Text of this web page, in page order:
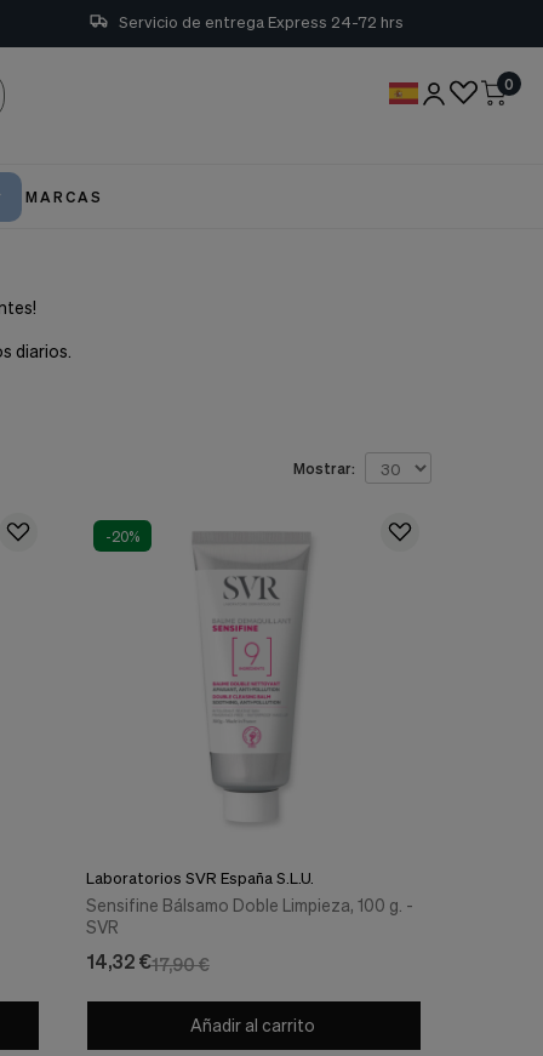
Servicio de entrega Express 24-72 hrs
0
MARCAS
diarios.
Mostrar:
-20%
Laboratorios SVR España S.L.U.
Sensifine Bálsamo Doble Limpieza, 100 g. -
SVR
17,90 €
14,32 €
Añadir al carrito